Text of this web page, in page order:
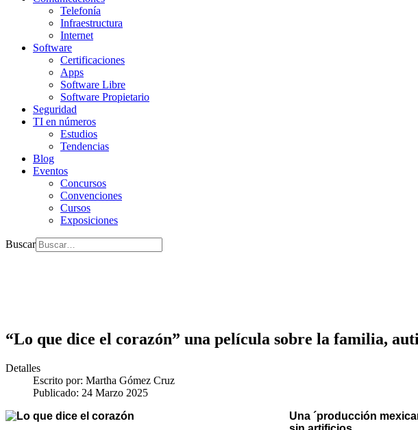
Telefonía
Infraestructura
Internet
Software
Certificaciones
Apps
Software Libre
Software Propietario
Seguridad
TI en números
Estudios
Tendencias
Blog
Eventos
Concursos
Convenciones
Cursos
Exposiciones
Buscar
“Lo que dice el corazón” una película sobre la familia,
Detalles
Escrito por: Martha Gómez Cruz
Publicado: 24 Marzo 2025
Una ´producción